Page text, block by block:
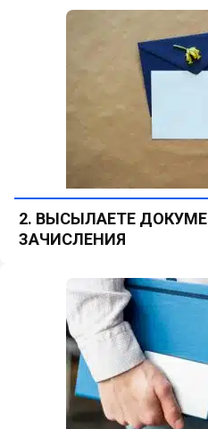
2. ВЫСЫЛАЕТЕ
ЗАЧИСЛЕНИЯ